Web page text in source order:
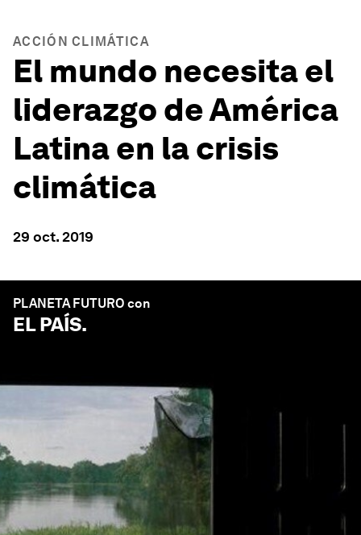
ACCIÓN CLIMÁTICA
El mundo necesita el
liderazgo de América
Latina en la crisis
climática
29 oct. 2019
PLANETA FUTURO con
EL PAÍS.